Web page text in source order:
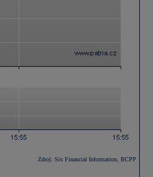
Zdroj: Six Financial Information, BCPP